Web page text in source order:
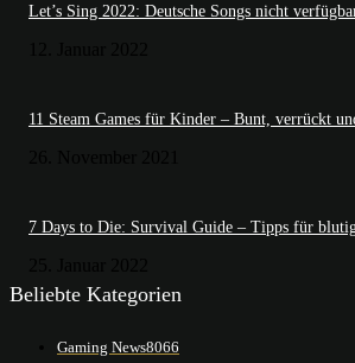
Let’s Sing 2022: Deutsche Songs nicht
11 Steam Games für Kinder – Bunt, verrückt
7 Days to Die: Survival Guide – Tipps für
Beliebte Kategorien
Gaming News8066